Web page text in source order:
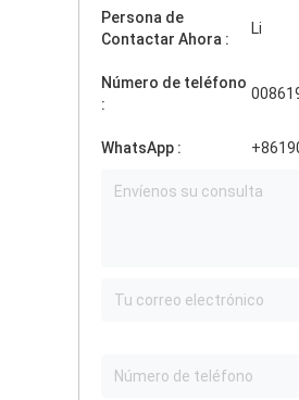
Persona de
Contactar Ahora :
Li
Número de teléfono
:
WhatsApp :